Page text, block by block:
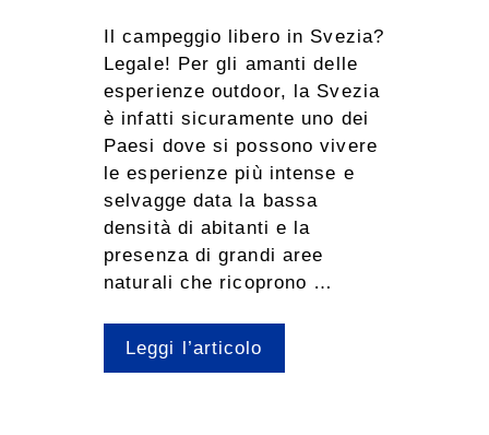
Il campeggio libero in Svezia?
Legale! Per gli amanti delle
esperienze outdoor, la Svezia
è infatti sicuramente uno dei
Paesi dove si possono vivere
le esperienze più intense e
selvagge data la bassa
densità di abitanti e la
presenza di grandi aree
naturali che ricoprono …
Leggi l’articolo